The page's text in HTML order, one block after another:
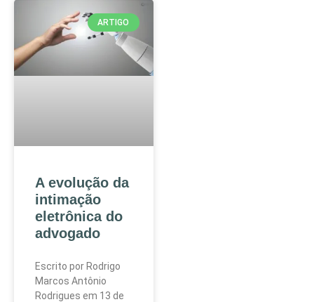
ARTIGO
A evolução da
intimação
eletrônica do
advogado
Escrito por Rodrigo
Marcos Antônio
Rodrigues em 13 de